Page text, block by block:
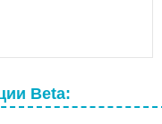
Beta: